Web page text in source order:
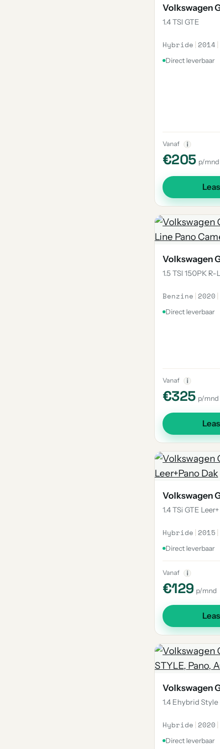
Volkswagen
1.4 TSI GTE
Hybride | 2014 |
Direct leverbaar
Vanaf i
€205 p/mnd
Volkswagen
1.5 TSI 150PK R-
Benzine | 2020 |
Direct leverbaar
Vanaf i
€325 p/mnd
Volkswagen
1.4 TSi GTE Leer+
Hybride | 2015 |
Direct leverbaar
Vanaf i
€129 p/mnd
Volkswagen
1.4 Ehybrid Style
Hybride | 2020 |
Direct leverbaar